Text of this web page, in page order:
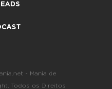
- Mania de
Todos os Direitos